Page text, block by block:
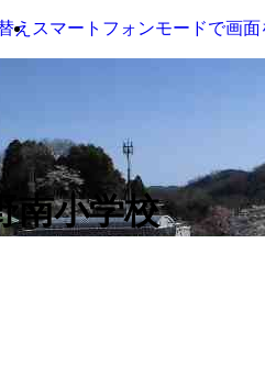
え スマートフォンモードで画面
南小学校